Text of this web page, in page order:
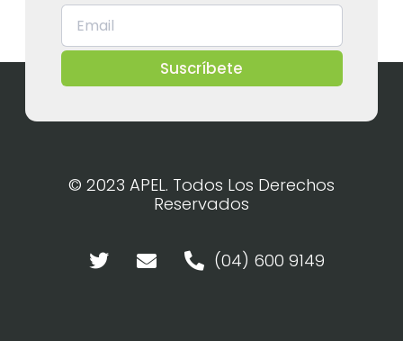
Suscríbete
© 2023 APEL. Todos Los Derechos
Reservados
(04) 600 9149